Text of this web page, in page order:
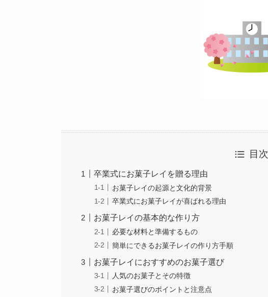
目次
卒業式にお菓子レイを贈る理由
お菓子レイの起源と文化的背景
卒業式にお菓子レイが喜ばれる理由
お菓子レイの基本的な作り方
必要な材料と準備するもの
簡単にできるお菓子レイの作り方手順
お菓子レイにおすすめのお菓子選び
人気のお菓子とその特徴
お菓子選びのポイントと注意点